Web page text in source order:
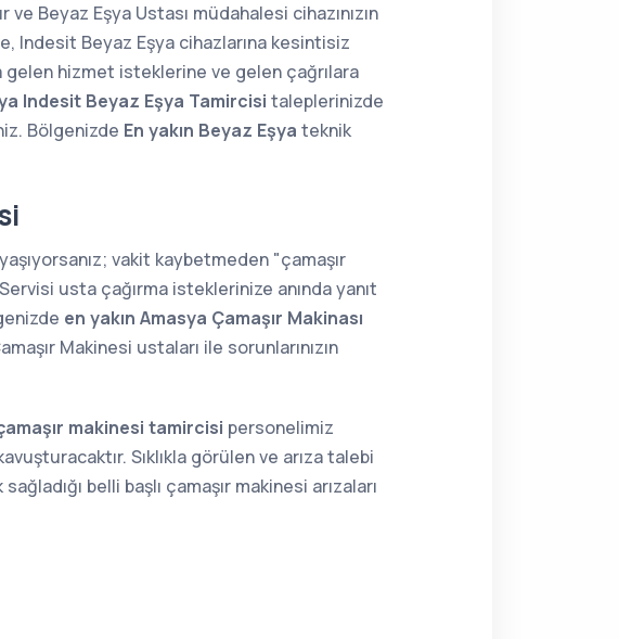
Beyaz Eşya Ustası müdahalesi cihazınızın
Indesit Beyaz Eşya cihazlarına kesintisiz
gelen hizmet isteklerine ve gelen çağrılara
Indesit Beyaz Eşya Tamircisi taleplerinizde
Bölgenizde En yakın Beyaz Eşya teknik
vakit kaybetmeden "çamaşır
usta çağırma isteklerinize anında yanıt
en yakın Amasya Çamaşır Makinası
Makinesi ustaları ile sorunlarınızın
makinesi tamircisi personelimiz
Sıklıkla görülen ve arıza talebi
belli başlı çamaşır makinesi arızaları